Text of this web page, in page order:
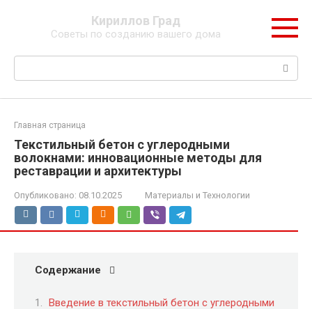
Кириллов Град
Советы по созданию вашего дома
Поиск:
Главная страница
Текстильный бетон с углеродными
волокнами: инновационные методы для
реставрации и архитектуры
Опубликовано: 08.10.2025 Материалы и Технологии
Содержание
Введение в текстильный бетон с углеродными